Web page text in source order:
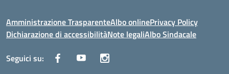
Amministrazione TrasparenteAlbo onlinePrivacy Policy
Dichiarazione di accessibilitàNote legaliAlbo Sindacale
Seguici su: